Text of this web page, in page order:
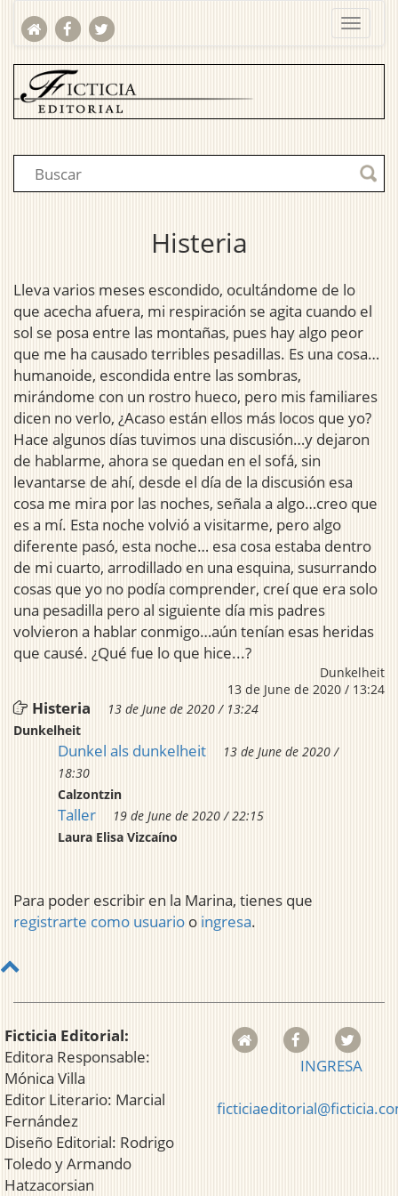
Histeria
Lleva varios meses escondido, ocultándome de lo
que acecha afuera, mi respiración se agita cuando el
sol se posa entre las montañas, pues hay algo peor
que me ha causado terribles pesadillas. Es una cosa…
humanoide, escondida entre las sombras,
mirándome con un rostro hueco, pero mis familiares
dicen no verlo, ¿Acaso están ellos más locos que yo?
Hace algunos días tuvimos una discusión…y dejaron
de hablarme, ahora se quedan en el sofá, sin
levantarse de ahí, desde el día de la discusión esa
cosa me mira por las noches, señala a algo…creo que
es a mí. Esta noche volvió a visitarme, pero algo
diferente pasó, esta noche… esa cosa estaba dentro
de mi cuarto, arrodillado en una esquina, susurrando
cosas que yo no podía comprender, creí que era solo
una pesadilla pero al siguiente día mis padres
volvieron a hablar conmigo…aún tenían esas heridas
que causé. ¿Qué fue lo que hice...?
Dunkelheit
13 de June de 2020 / 13:24
Histeria
13 de June de 2020 / 13:24
Dunkelheit
Dunkel als dunkelheit
13 de June de 2020 /
18:30
Calzontzin
Taller
19 de June de 2020 / 22:15
Laura Elisa Vizcaíno
Para poder escribir en la Marina, tienes que
registrarte como usuario o ingresa.
Ficticia Editorial:
Editora Responsable:
Mónica Villa
Editor Literario: Marcial
Fernández
Diseño Editorial: Rodrigo
Toledo y Armando
Hatzacorsian
INGRESA